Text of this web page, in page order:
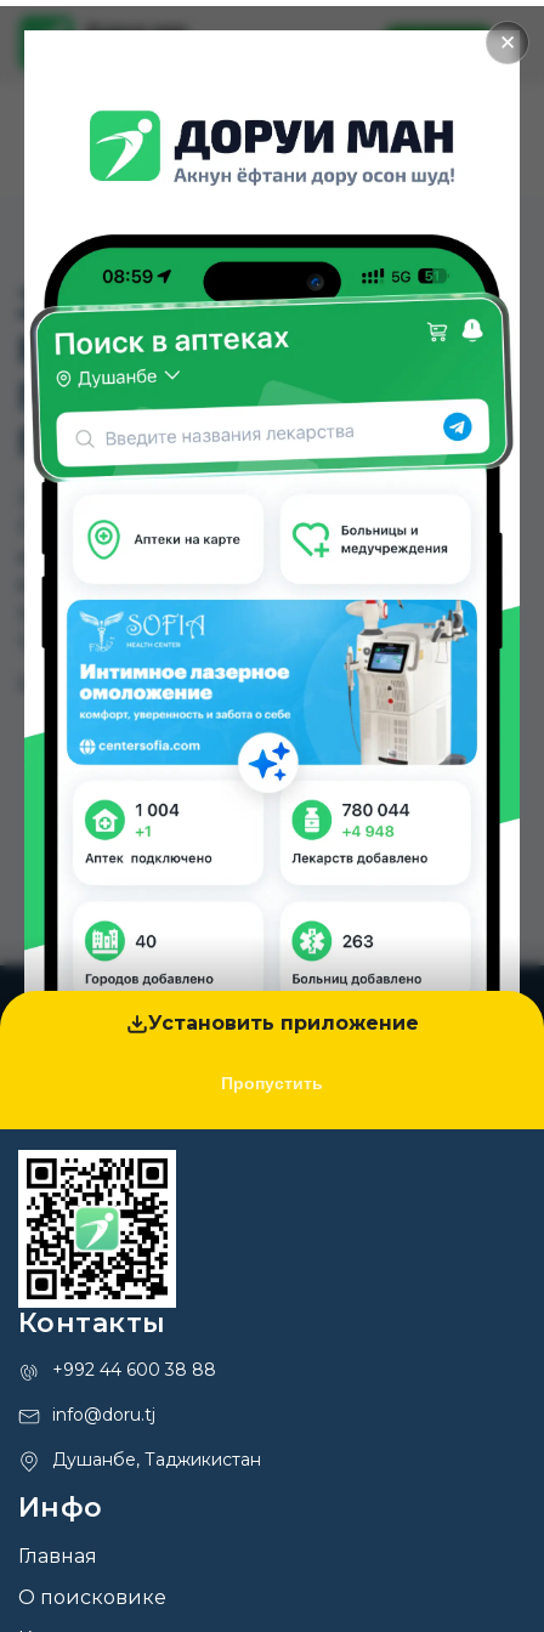
✕
Установить приложение
Пропустить
Доруи ман
Установить
JOHNSОN BODY CARE
МЫЛО С ЭКСТРАКТОМ
ГРАНАТА
ПРОБРАЖАЮЩЕЕ 125Г
ГРАНАТА ПРОБРАЖАЮЩЕЕ 125Г можно купить
или заказать в аптеках, Дору Фарм №6, Нишон
10.00 TJS в Душанбе и других городах
Таджикистана
Цена: от8.00 TJS
Контакты
+992 44 600 38 88
info@doru.tj
Душанбе, Таджикистан
Инфо
Главная
О поисковике